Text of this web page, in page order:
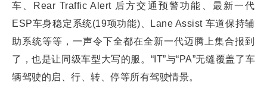
车、Rear Traffic Alert 后方交通预警功能、最新一代
ESP车身稳定系统(19项功能)、Lane Assist 车道保持辅
助系统等等，一声令下全都在全新一代迈腾上集合报到
了，也是让同级车型大写的服。“IT”与“PA”无缝覆盖了车
辆驾驶的启、行、转、停等所有驾驶情景。